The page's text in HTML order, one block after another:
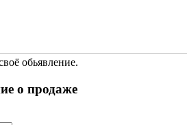
обьявление.
о продаже